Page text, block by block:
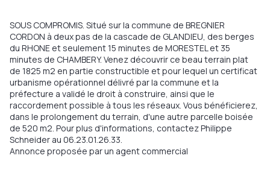
SOUS COMPROMIS. Situé sur la commune de BREGNIER
CORDON à deux pas de la cascade de GLANDIEU, des berges
du RHONE et seulement 15 minutes de MORESTEL et 35
minutes de CHAMBERY. Venez découvrir ce beau terrain plat
de 1825 m2 en partie constructible et pour lequel un certificat
urbanisme opérationnel délivré par la commune et la
préfecture a validé le droit à construire, ainsi que le
raccordement possible à tous les réseaux. Vous bénéficierez,
dans le prolongement du terrain, d'une autre parcelle boisée
de 520 m2. Pour plus d'informations, contactez Philippe
Schneider au 06.23.01.26.33.
Annonce proposée par un agent commercial